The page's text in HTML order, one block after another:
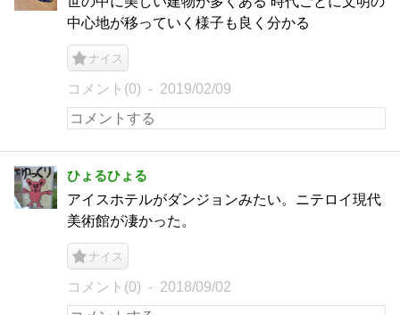
中心地が移っていく様子も良く分かる
ナイス
コメント(0) 2019/02/09
ひょるひょる
アイスホテルがダンジョンみたい。ニテロイ現代
美術館が凄かった。
ナイス
コメント(0) 2018/09/02